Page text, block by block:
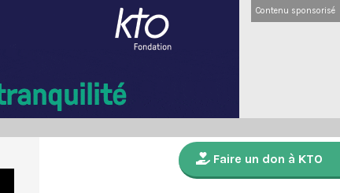
Contenu sponsorisé
Faire un don à KTO